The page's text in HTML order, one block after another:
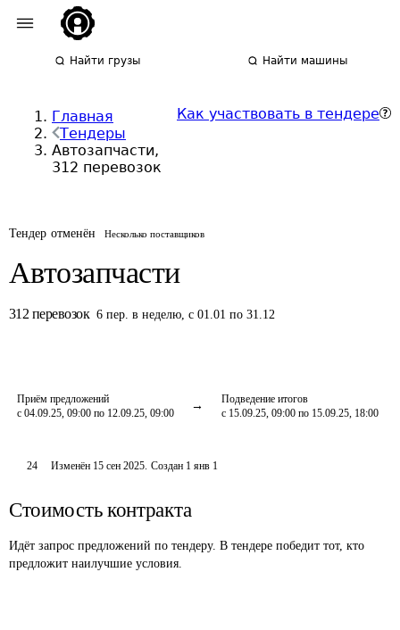
Найти грузы Найти машины
Главная
Тендеры
Автозапчасти,
312 перевозок
Как участвовать в тендере
Тендер отменён Несколько поставщиков
Автозапчасти
312 перевозок 6 пер. в неделю,с 01.01 по 31.12
Приём предложений
с 04.09.25, 09:00 по 12.09.25, 09:00
Подведение итогов
с 15.09.25, 09:00 по 15.09.25, 18:00
24 Изменён 15 сен 2025. Создан 1 янв 1
Стоимость контракта
Идёт запрос предложений по тендеру. В тендере победит тот, кто
предложит наилучшие условия.